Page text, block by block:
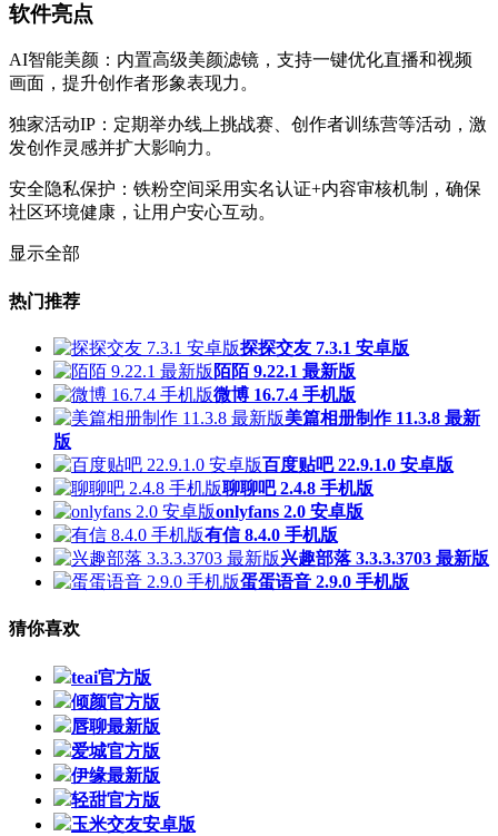
软件亮点
AI智能美颜：内置高级美颜滤镜，支持一键优化直播和视频
画面，提升创作者形象表现力。
独家活动IP：定期举办线上挑战赛、创作者训练营等活动，激
发创作灵感并扩大影响力。
安全隐私保护：铁粉空间采用实名认证+内容审核机制，确保
社区环境健康，让用户安心互动。
显示全部
热门推荐
探探交友 7.3.1 安卓版
陌陌 9.22.1 最新版
微博 16.7.4 手机版
美篇相册制作 11.3.8 最新
版
百度贴吧 22.9.1.0 安卓版
聊聊吧 2.4.8 手机版
onlyfans 2.0 安卓版
有信 8.4.0 手机版
兴趣部落 3.3.3.3703 最新版
蛋蛋语音 2.9.0 手机版
猜你喜欢
teai官方版
倾颜官方版
唇聊最新版
爱城官方版
伊缘最新版
轻甜官方版
玉米交友安卓版